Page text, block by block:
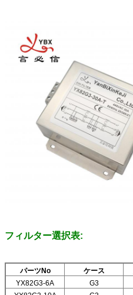
フィルター選択表:
パーツNo ケース
YX82G3-6A
G3